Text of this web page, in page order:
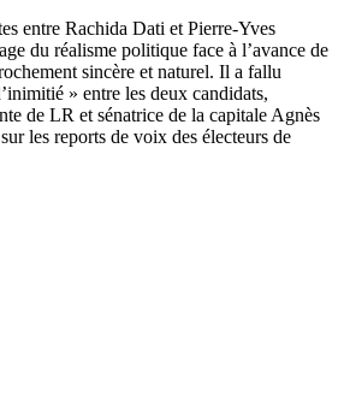
entre Rachida Dati et Pierre-Yves
du réalisme politique face à l’avance de
sincère et naturel. Il a fallu
» entre les deux candidats,
de LR et sénatrice de la capitale Agnès
les reports de voix des électeurs de